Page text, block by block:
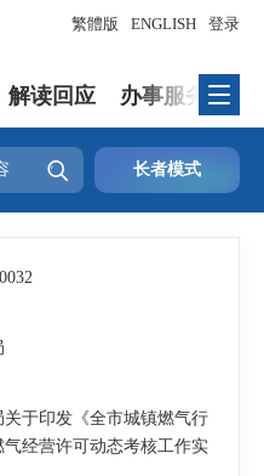
登录
繁體版 ENGLISH
解读回应 办事服务
 长者模式
于印发《全市城镇燃气行
经营许可动态考核工作实